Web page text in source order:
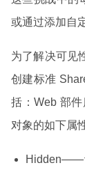
或通过添加自
为了解决可见
创建标准
括：Web 部
对象的如下属
Hidden——